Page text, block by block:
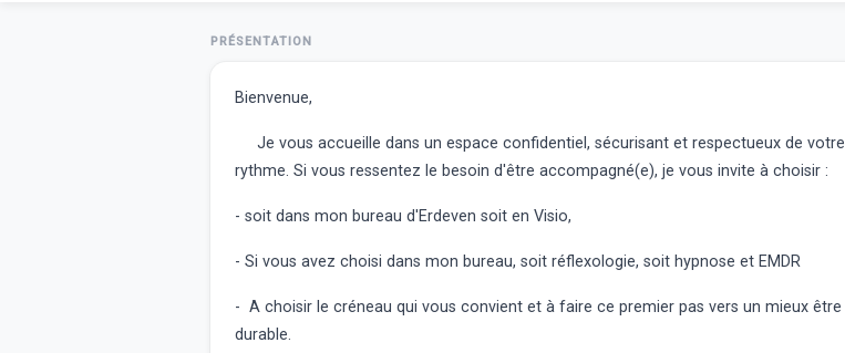
PRÉSENTATION
Bienvenue,
Je vous accueille dans un espace confidentiel, sécurisant et respectueux de votre
rythme. Si vous ressentez le besoin d'être accompagné(e), je vous invite à choisir :
- soit dans mon bureau d'Erdeven soit en Visio,
- Si vous avez choisi dans mon bureau, soit réflexologie, soit hypnose et EMDR
- A choisir le créneau qui vous convient et à faire ce premier pas vers un mieux être
durable.